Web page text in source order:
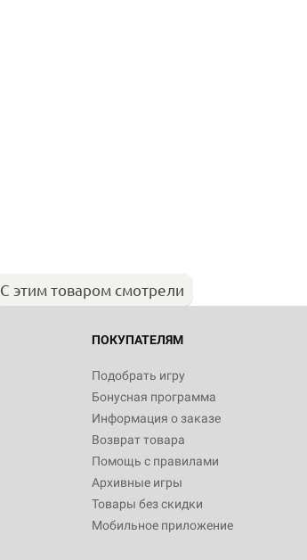
С этим товаром смотрели
ПОКУПАТЕЛЯМ
Подобрать игру
Бонусная программа
Информация о заказе
Возврат товара
Помощь с правилами
Архивные игры
Товары без скидки
Мобильное приложение